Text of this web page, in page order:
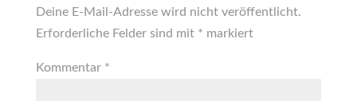
Deine E-Mail-Adresse wird nicht veröffentlicht.
Erforderliche Felder sind mit * markiert
Kommentar *